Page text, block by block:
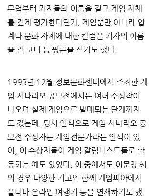
무렵부터 기자들의 이름을 걸고 게임 자체
를 깊게 평가한다던가, 게임뿐만 아니라 업
계나 문화 자체에 대한 칼럼을 기자의 이름
을 건 코너 등 평론을 싣기도 했다.
1993년 12월 정보문화센터에서 주최한 게
임 시나리오 공모전에서는 여러 수상작이
나오며 실제 게임으로 발매되는 단계까지
도 갔는데, 당시 인식으로 게임 시나리오 공
모전 수상자는 게임전문가라는 인식이 있
어, 이 수상자들이 게임 칼럼니스트들로 활
동하는 예도 있었다. 이 중에서도 이문영 씨
의 경우 다양한 기고와 함께 게임피아에서
울티마 온라인 여행기 등을 연재하기도 했